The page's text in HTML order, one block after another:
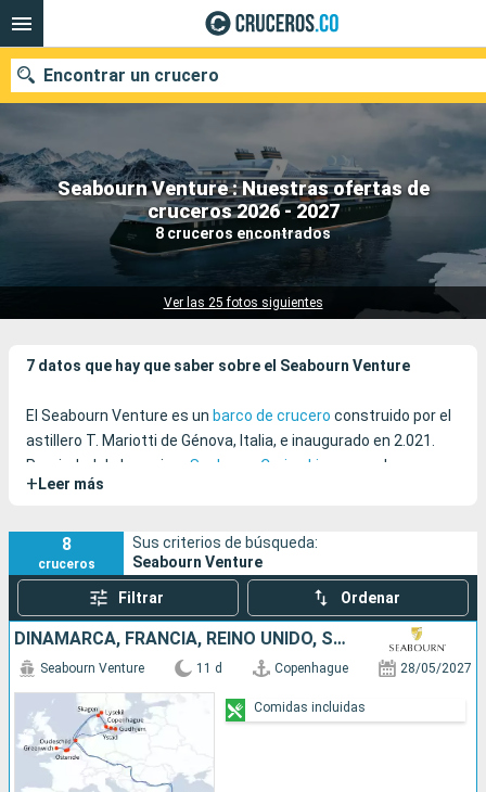
Seabourn Venture : Nuestras ofertas de
cruceros 2026 - 2027
8 cruceros encontrados
Ver las 25 fotos siguientes
Encontrar un crucero
Fecha de salida
7 datos que hay que saber sobre el Seabourn Venture
El Seabourn Venture es un barco de crucero construido por el
astillero T. Mariotti de Génova, Italia, e inaugurado en 2.021.
Propiedad de la naviera Seabourn Cruise Line
es, en la
actualidad, uno de los barcos más lujosos de esta flota. Este
viajeros que buscan disfrutar de una expedición de ultra lujo. A
bordo, dispone de numerosas zodiacs e, incluso, de dos
minisubmarinos (de 6 plazas cada uno).
+ Leer más
8
cruceros
Sus criterios de búsqueda:
Seabourn Venture
Filtrar Ordenar
DINAMARCA, FRANCIA, REINO UNIDO, SUECIA, BÉLGICA, HONDURAS, TURQUÍA
Seabourn Venture 11 d Copenhague 28/05/2027
Comidas incluidas